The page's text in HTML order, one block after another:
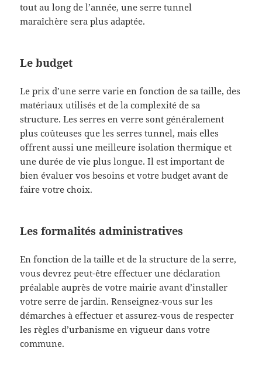
tout au long de l’année, une serre tunnel
maraîchère sera plus adaptée.
Le budget
Le prix d’une serre varie en fonction de sa taille, des
matériaux utilisés et de la complexité de sa
structure. Les serres en verre sont généralement
plus coûteuses que les serres tunnel, mais elles
offrent aussi une meilleure isolation thermique et
une durée de vie plus longue. Il est important de
bien évaluer vos besoins et votre budget avant de
faire votre choix.
Les formalités administratives
En fonction de la taille et de la structure de la serre,
vous devrez peut-être effectuer une déclaration
préalable auprès de votre mairie avant d’installer
votre serre de jardin. Renseignez-vous sur les
démarches à effectuer et assurez-vous de respecter
les règles d’urbanisme en vigueur dans votre
commune.